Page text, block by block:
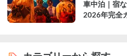
車中泊｜宿
2026年完全